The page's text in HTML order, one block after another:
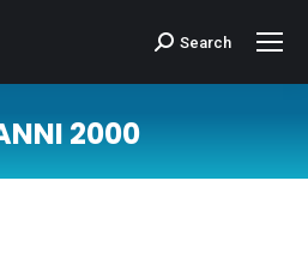
Cerca:Search
2000